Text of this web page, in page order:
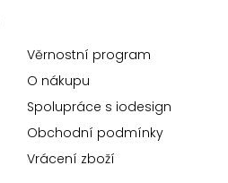
Věrnostní program
O nákupu
Spolupráce s iodesign
Obchodní podmínky
Vrácení zboží